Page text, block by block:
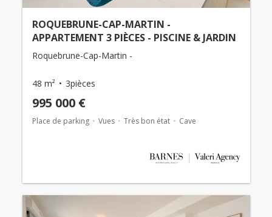
ROQUEBRUNE-CAP-MARTIN -
APPARTEMENT 3 PIÈCES - PISCINE & JARDIN
Roquebrune-Cap-Martin -
48 m² 3pièces
995 000 €
Place de parking Vues Très bon état Cave